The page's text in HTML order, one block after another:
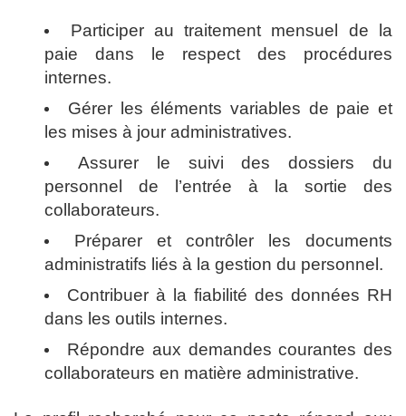
Participer au traitement mensuel de la
paie dans le respect des procédures
internes.
Gérer les éléments variables de paie et
les mises à jour administratives.
Assurer le suivi des dossiers du
personnel de l’entrée à la sortie des
collaborateurs.
Préparer et contrôler les documents
administratifs liés à la gestion du personnel.
Contribuer à la fiabilité des données RH
dans les outils internes.
Répondre aux demandes courantes des
collaborateurs en matière administrative.